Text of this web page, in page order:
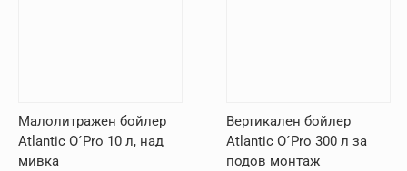
Малолитражен бойлер
Atlantic O´Pro 10 л, над
мивка
Вертикален бойлер
Atlantic O´Pro 300 л за
подов монтаж